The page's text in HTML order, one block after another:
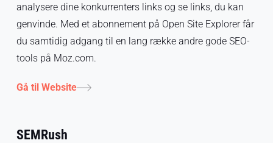
analysere dine konkurrenters links og se links, du kan
genvinde. Med et abonnement på Open Site Explorer får
du samtidig adgang til en lang række andre gode SEO-
tools på Moz.com.
Gå til Website
SEMRush